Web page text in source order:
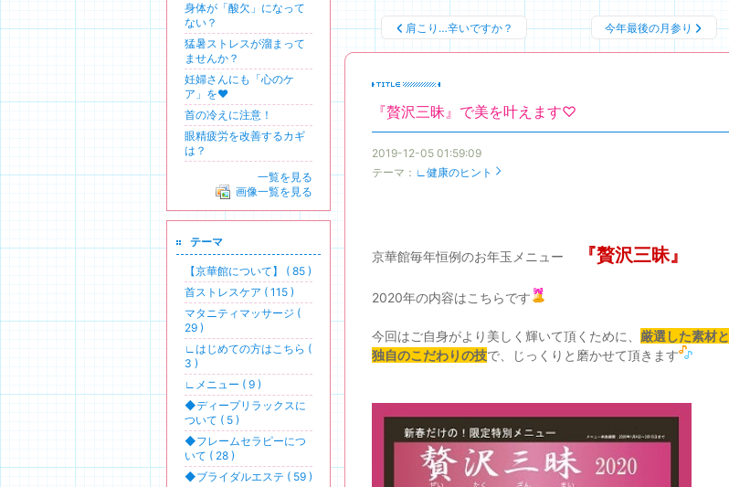
肩こり…辛いですか？ 今年最後の月参り
『贅沢三昧』で美を叶えます♡
2019-12-05 01:59:09
テーマ： ∟健康のヒント
京華館毎年恒例のお年玉メニュー 『贅沢三昧』
2020年の内容はこちらです
今回はご自身がより美しく輝いて頂くために、 厳選した素材と
独自のこだわりの技で、じっくりと磨かせて頂きます
身体が「酸欠」になって
ない？
猛暑ストレスが溜まって
ませんか？
妊婦さんにも「心のケ
ア」を❤
首の冷えに注意！
眼精疲労を改善するカギ
は？
一覧を見る
画像一覧を見る
テーマ
【京華館について】 ( 85 )
首ストレスケア ( 115 )
マタニティマッサージ (
29 )
∟はじめての方はこちら (
3 )
∟メニュー ( 9 )
◆ディープリラックスに
ついて ( 5 )
◆フレームセラピーにつ
いて ( 28 )
◆ブライダルエステ ( 59 )